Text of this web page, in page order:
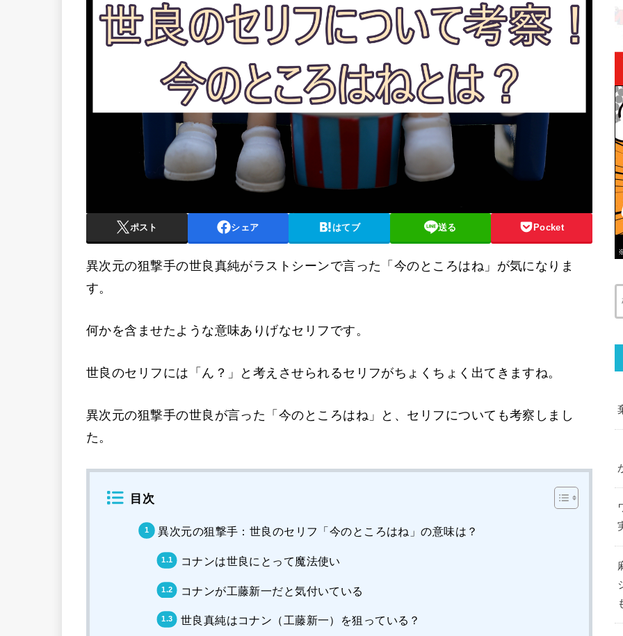
ポスト シェア はてブ 送る Pocket
異次元の狙撃手の世良真純がラストシーンで言った「今のところはね」が気になりま
す。
何かを含ませたような意味ありげなセリフです。
世良のセリフには「ん？」と考えさせられるセリフがちょくちょく出てきますね。
異次元の狙撃手の世良が言った「今のところはね」と、セリフについても考察しまし
た。
目次
異次元の狙撃手：世良のセリフ「今のところはね」の意味は？
コナンは世良にとって魔法使い
コナンが工藤新一だと気付いている
世良真純はコナン（工藤新一）を狙っている？